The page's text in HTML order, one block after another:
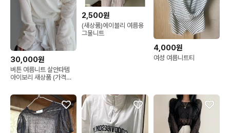
30,000원
버튼 여름니트 살안타템
아이보리 새상품 (가격내
2,500원
(새상품)에이블리 여름용
그물니트
4,000원
여성 여름니트티